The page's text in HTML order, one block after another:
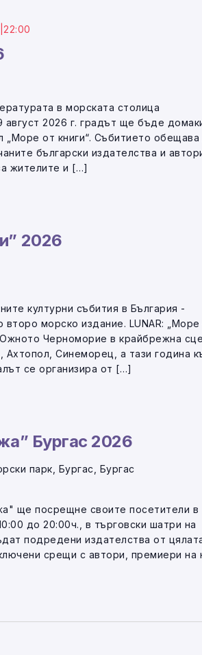
в морската столица
2026 г. градът ще бъде
„Море от книги“. Събитието обещава
български издателства и
жителите и […]
2026
културни събития в България -
морско издание. LUNAR: „Море
Черноморие в крайбрежна
Ахтопол, Синеморец, а тази година
се организира от […]
Бургас 2026
парк, Бургас, Бургас
ще посрещне своите посетители в
до 20:00ч., в търговски шатри на
подредени издателства от
срещи с автори, премиери на